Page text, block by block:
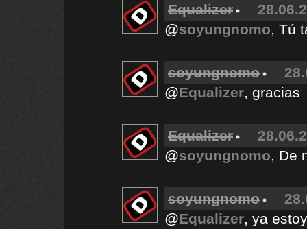
Equalizer
@soyungnomo, Tú
soyungnomo
@Equalizer, gracias
Equalizer
@soyungnomo, De
soyungnomo
@Equalizer, ya